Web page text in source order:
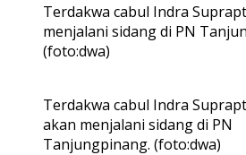
Terdakwa cabul Indra
menjalani sidang di PN
(foto:dwa)
Terdakwa cabul Indra
akan menjalani sidang di PN
Tanjungpinang. (foto:dwa)